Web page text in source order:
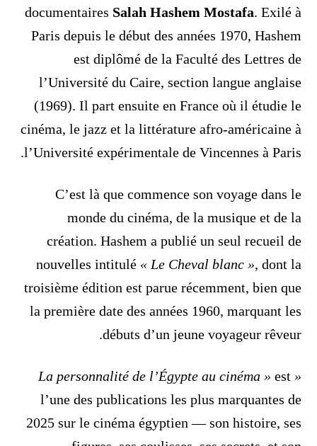
documentaires Salah Hashem Mostafa. Exilé à
Paris depuis le début des années 1970, Hashem
est diplômé de la Faculté des Lettres de
l’Université du Caire, section langue anglaise
(1969). Il part ensuite en France où il étudie le
cinéma, le jazz et la littérature afro-américaine à
l’Université expérimentale de Vincennes à Paris.
C’est là que commence son voyage dans le
monde du cinéma, de la musique et de la
création. Hashem a publié un seul recueil de
nouvelles intitulé « Le Cheval blanc », dont la
troisième édition est parue récemment, bien que
la première date des années 1960, marquant les
débuts d’un jeune voyageur rêveur.
« La personnalité de l’Égypte au cinéma »
est
l’une des publications les plus marquantes de
2025 sur le cinéma égyptien — son histoire, ses